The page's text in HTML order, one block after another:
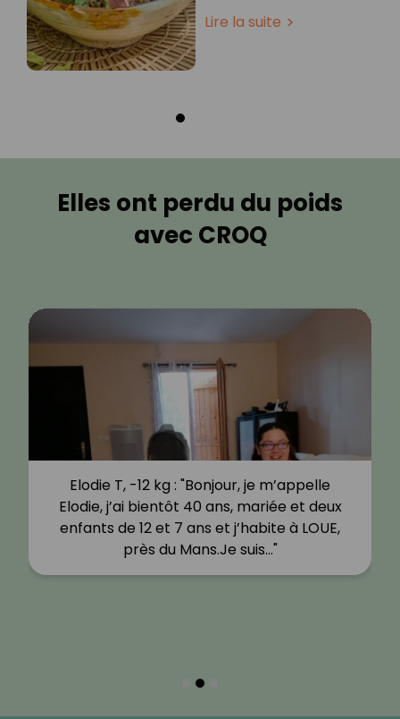
Lire la suite
Elles ont perdu du poids
avec CROQ
Elodie T, -12 kg : "Bonjour, je m’appelle
Elodie, j’ai bientôt 40 ans, mariée et deux
enfants de 12 et 7 ans et j’habite à LOUE,
près du Mans.Je suis…"